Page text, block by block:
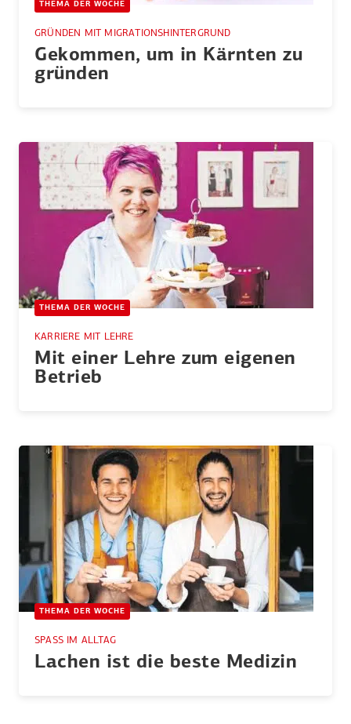
THEMA DER WOCHE
GRÜNDEN MIT MIGRATIONSHINTERGRUND
Gekommen, um in Kärnten zu
gründen
THEMA DER WOCHE
KARRIERE MIT LEHRE
Mit einer Lehre zum eigenen
Betrieb
THEMA DER WOCHE
SPASS IM ALLTAG
Lachen ist die beste Medizin